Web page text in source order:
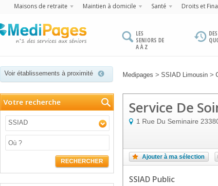
Maisons de retraite Maintien à domicile Santé Droits et
LES
SENIORS DE
A À Z
Voir établissements à proximité Medipages > SSIAD Limousin >
Votre recherche
SSIAD
RECHERCHER
Service De
1 Rue Du Seminaire
Ajouter à ma sélection
SSIAD Public